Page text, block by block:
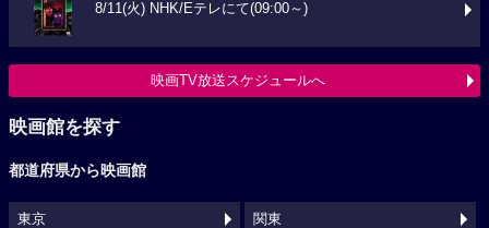
8/11(火) NHK/Eテレにて(09:00～)
映画TV放送スケジュールへ
映画館を探す
都道府県から映画館
東京 関東